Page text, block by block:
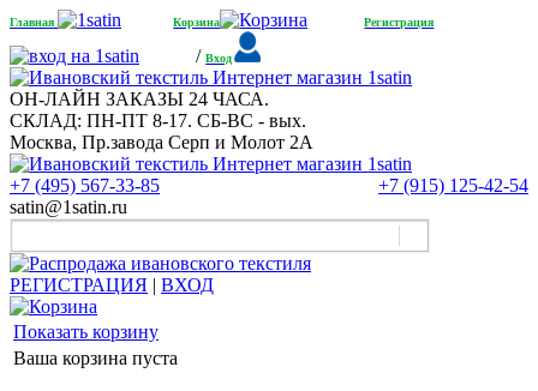
Главная Корзина Регистрация
/Вход
ОН-ЛАЙН ЗАКАЗЫ 24 ЧАСА.
СКЛАД: ПН-ПТ 8-17. СБ-ВС - вых.
Москва, Пр.завода Серп и Молот 2А
+7 (495) 567-33-85
+7 (915) 125-42-54
satin@1satin.ru
РЕГИСТРАЦИЯ | ВХОД
Показать корзину
Ваша корзина пуста